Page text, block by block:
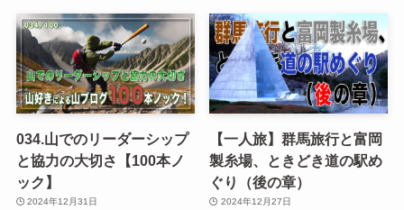
034.山でのリーダーシップ
と協力の大切さ【100本ノ
ック】
2024年12月31日
【一人旅】群馬旅行と富岡
製糸場、ときどき道の駅め
ぐり（後の章）
2024年12月27日